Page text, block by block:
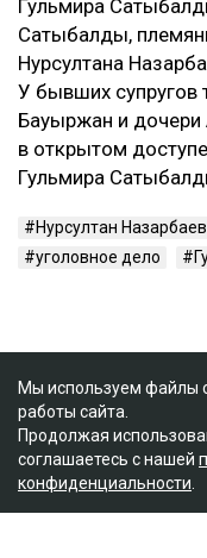
Гульмира
Сатыбалды,
Нурсултана
У бывших супругов
Бауыржан и
в открытом
Гульмира
Нурсултан Назарбаев
уголовное дело
Мы используем файлы
работы сайта.
Продолжая
соглашаетесь с нашей
конфиденциальности